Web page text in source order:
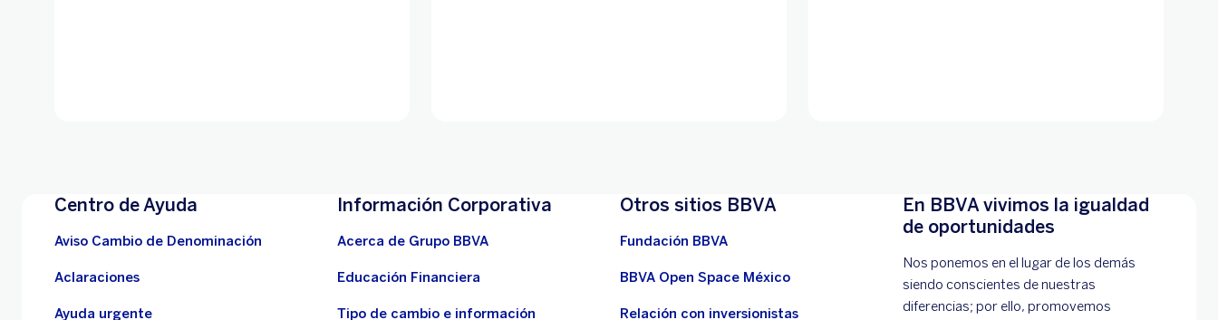
Centro de Ayuda
Aviso Cambio de Denominación
Aclaraciones
Ayuda urgente
Información Corporativa
Acerca de Grupo BBVA
Educación Financiera
Tipo de cambio e información
Otros sitios BBVA
Fundación BBVA
BBVA Open Space México
Relación con inversionistas
En BBVA vivimos la igualdad
de oportunidades
Nos ponemos en el lugar de los demás
siendo conscientes de nuestras
diferencias; por ello, promovemos